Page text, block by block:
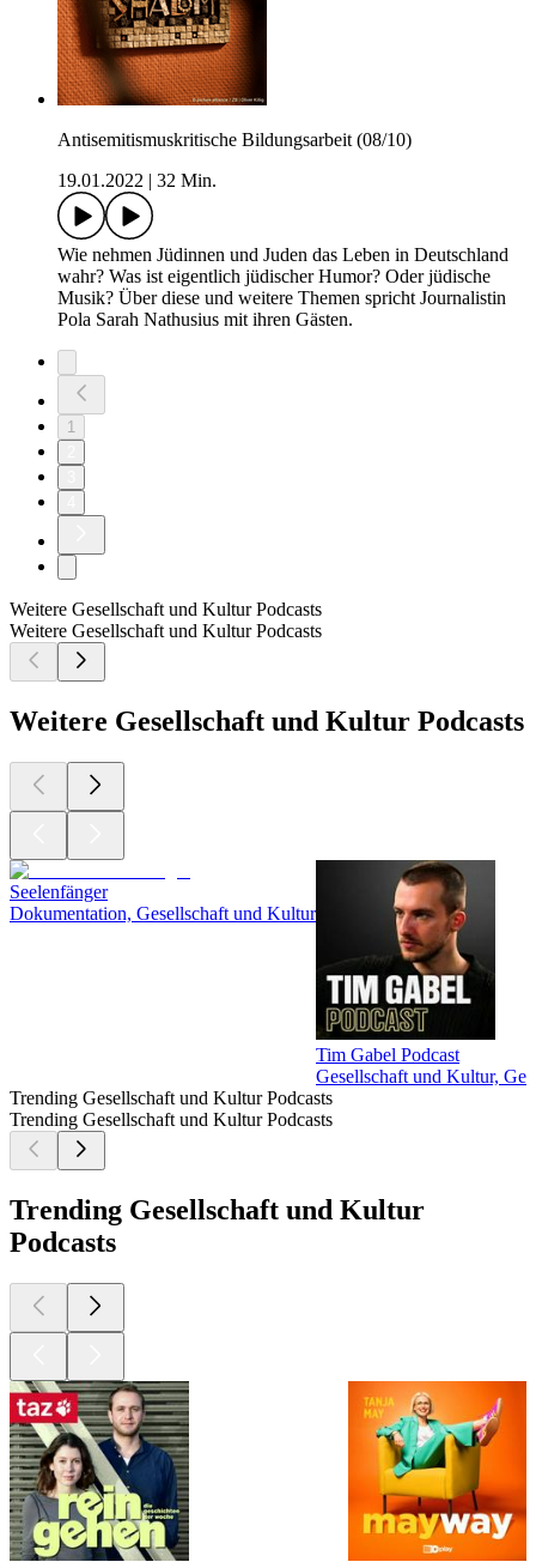
Antisemitismuskritische Bildungsarbeit (08/10)
19.01.2022
32 Min.
Wie nehmen Jüdinnen und Juden das Leben in Deutschland
wahr? Was ist eigentlich jüdischer Humor? Oder jüdische
Musik? Über diese und weitere Themen spricht Journalistin
Pola Sarah Nathusius mit ihren Gästen.
1
Weitere Gesellschaft und Kultur Podcasts
Weitere Gesellschaft und Kultur Podcasts
Weitere Gesellschaft und Kultur Podcasts
Seelenfänger
Dokumentation, Gesellschaft und Kultur
Tim Gabel Podcast
Gesellschaft und Kultur,
Trending Gesellschaft und Kultur Podcasts
Trending Gesellschaft und Kultur Podcasts
Trending Gesellschaft und Kultur
Podcasts